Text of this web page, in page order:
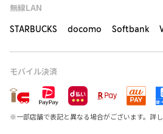
無線LAN
STARBUCKS docomo Softbank
モバイル決済
※一部店舗で表記と異なる場合がございます。詳